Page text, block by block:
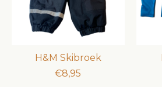
H&M Skibroek
€8,95